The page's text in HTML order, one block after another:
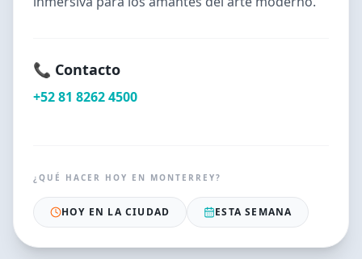
📞 Contacto
+52 81 8262 4500
¿QUÉ HACER HOY EN MONTERREY?
HOY EN LA CIUDAD ESTA SEMANA